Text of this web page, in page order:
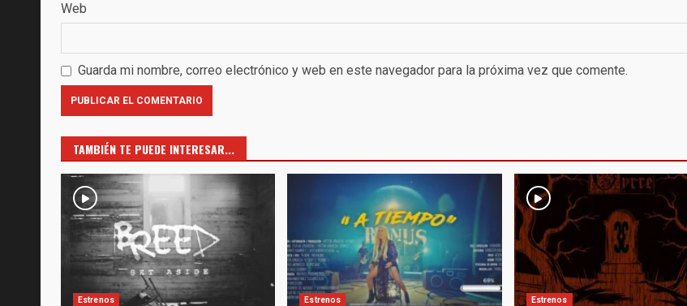
Web
Guarda mi nombre, correo electrónico y web en este navegador para la próxima vez que comente.
TAMBIÉN TE PUEDE INTERESAR...
Estrenos Estrenos Estrenos